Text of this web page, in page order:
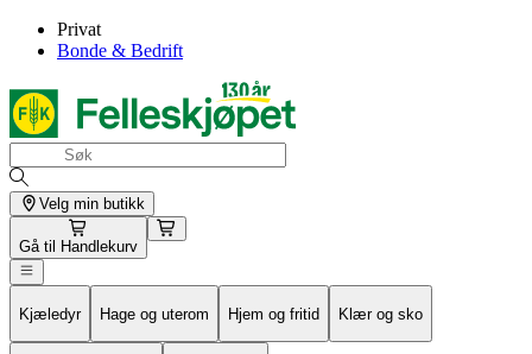
Privat
Bonde & Bedrift
Velg min butikk
Gå til Handlekurv
Kjæledyr Hage og uterom Hjem og fritid Klær og sko